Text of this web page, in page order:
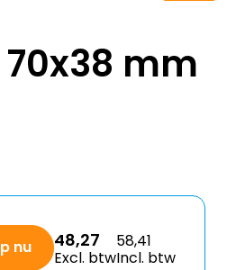
mm
nu 48,27
Excl. btw
58,41
Incl. btw